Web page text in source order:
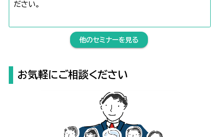
ださい。
他のセミナーを見る
お気軽にご相談ください